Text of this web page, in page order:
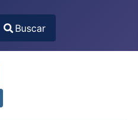
results.
Buscar